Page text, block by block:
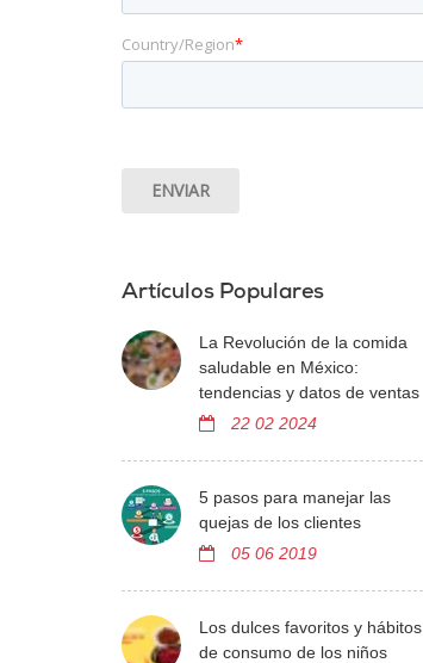
Country/Region*
Artículos Populares
La Revolución de la comida
saludable en México:
tendencias y datos de ventas
22 02 2024
5 pasos para manejar las
quejas de los clientes
05 06 2019
Los dulces favoritos y hábitos
de consumo de los niños